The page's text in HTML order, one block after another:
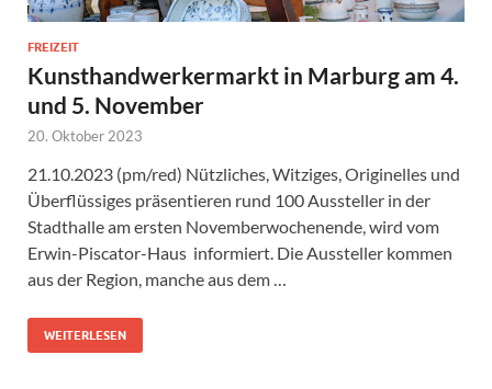
FREIZEIT
Kunsthandwerkermarkt in Marburg am 4.
und 5. November
20. Oktober 2023
21.10.2023 (pm/red) Nützliches, Witziges, Originelles und
Überflüssiges präsentieren rund 100 Aussteller in der
Stadthalle am ersten Novemberwochenende, wird vom
Erwin-Piscator-Haus informiert. Die Aussteller kommen
aus der Region, manche aus dem …
WEITERLESEN